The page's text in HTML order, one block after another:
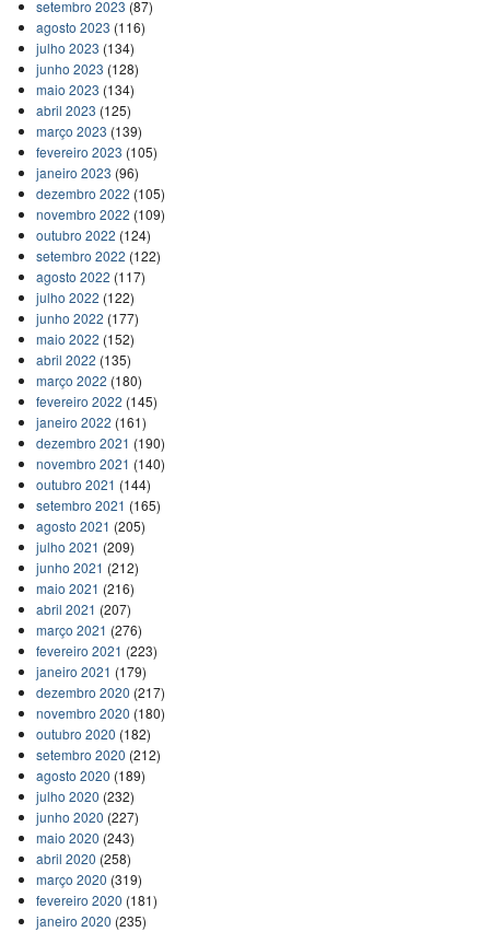
setembro 2023 (87)
agosto 2023 (116)
julho 2023 (134)
junho 2023 (128)
maio 2023 (134)
abril 2023 (125)
março 2023 (139)
fevereiro 2023 (105)
janeiro 2023 (96)
dezembro 2022 (105)
novembro 2022 (109)
outubro 2022 (124)
setembro 2022 (122)
agosto 2022 (117)
julho 2022 (122)
junho 2022 (177)
maio 2022 (152)
abril 2022 (135)
março 2022 (180)
fevereiro 2022 (145)
janeiro 2022 (161)
dezembro 2021 (190)
novembro 2021 (140)
outubro 2021 (144)
setembro 2021 (165)
agosto 2021 (205)
julho 2021 (209)
junho 2021 (212)
maio 2021 (216)
abril 2021 (207)
março 2021 (276)
fevereiro 2021 (223)
janeiro 2021 (179)
dezembro 2020 (217)
novembro 2020 (180)
outubro 2020 (182)
setembro 2020 (212)
agosto 2020 (189)
julho 2020 (232)
junho 2020 (227)
maio 2020 (243)
abril 2020 (258)
março 2020 (319)
fevereiro 2020 (181)
janeiro 2020 (235)